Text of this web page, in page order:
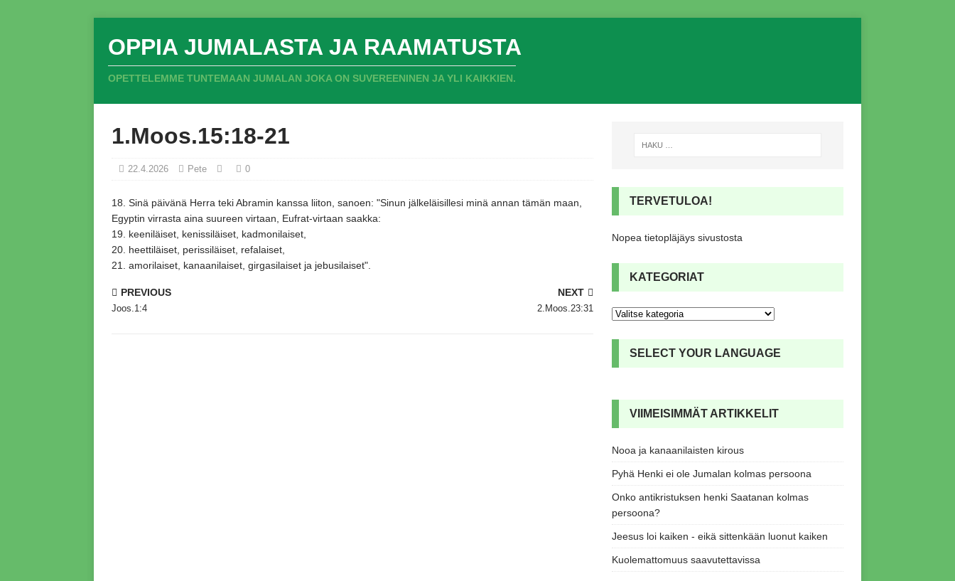
OPPIA JUMALASTA JA RAAMATUSTA
OPETTELEMME TUNTEMAAN JUMALAN JOKA ON SUVEREENINEN JA YLI KAIKKIEN.
1.Moos.15:18-21
22.4.2026 Pete 0
18. Sinä päivänä Herra teki Abramin kanssa liiton, sanoen: "Sinun jälkeläisillesi minä annan tämän maan,
Egyptin virrasta aina suureen virtaan,
Eufrat-virtaan saakka:
19.
keeniläiset, kenissiläiset, kadmonilaiset,
20. heettiläiset, perissiläiset, refalaiset,
21.
amorilaiset, kanaanilaiset, girgasilaiset ja jebusilaiset"
PREVIOUS
Joos.1:4
NEXT
2.Moos.23:31
TERVETULOA!
Nopea tietopläjäys sivustosta
KATEGORIAT
SELECT YOUR LANGUAGE
VIIMEISIMMÄT ARTIKKELIT
Nooa ja kanaanilaisten kirous
Pyhä Henki ei ole Jumalan kolmas persoona
Onko antikristuksen henki Saatanan kolmas
persoona?
Jeesus loi kaiken - eikä sittenkään luonut kaiken
Kuolemattomuus saavutettavissa